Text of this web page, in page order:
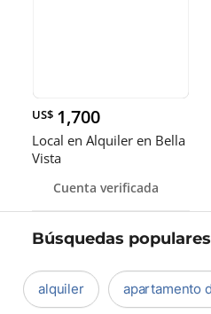
US$ 1,700
Local en Alquiler en Bella
Vista
Cuenta verificada
Búsquedas populares
alquiler apartamento